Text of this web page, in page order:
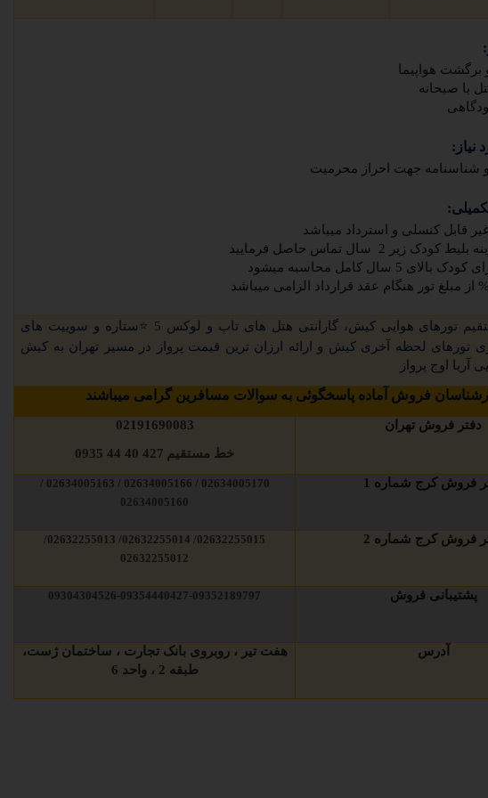
برگشت هواپیما
با صبحانه
نیاز:
شناسنامه جهت احراز محرمیت
قابل کنسلی و استرداد میباشد
زیر 2 سال تماس حاصل فرمایید
5 سال کامل محاسبه میشود
تورهای هوایی کیش، گارانتی هتل های تاپ و لوکس 5 ⭐ستاره و سوییت های
تورهای لحظه آخری کیش و ارائه ارزان ترین قیمت پرواز در مسیر تهران به کیش
آریا اوج پرواز
فروش آماده پاسخگوئی به سوالات مسافرین گرامی میباشند
دفتر فروش تهران
02191690083
خط مستقیم 427 40 44 0935
فروش کرج شماره 1
02634005170 / 02634005166 / 02634005163 /
02634005160
فروش کرج شماره 2
02632255015/ 02632255014/ 02632255013/
02632255012
پشتیبانی فروش 09304304526-09354440427-09352189797
آدرس
هفت تیر ، روبروی بانک تجارت ، ساختمان ژست،
طبقه 2 ، واحد 6